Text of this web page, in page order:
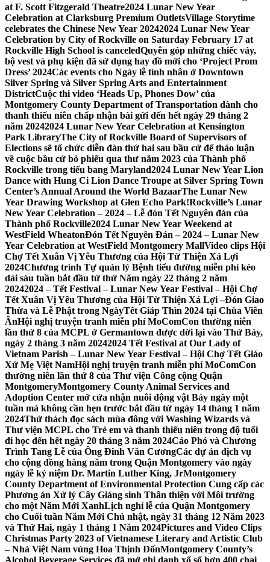
at F. Scott Fitzgerald Theatre2024 Lunar New Year
Celebration at Clarksburg Premium OutletsVillage Storytime
celebrates the Chinese New Year 20242024 Lunar New Year
Celebration by City of Rockville on Saturday February 17 at
Rockville High School is canceledQuyên góp những chiếc váy,
bộ vest và phụ kiện đã sử dụng hay đồ mới cho ‘Project Prom
Dress’ 2024Các events cho Ngày lễ tình nhân ở Downtown
Silver Spring và Silver Spring Arts and Entertainment
DistrictCuộc thi video ‘Heads Up, Phones Dow’ của
Montgomery County Department of Transportation dành cho
thanh thiếu niên chấp nhận bài gửi đến hết ngày 29 tháng 2
năm 20242024 Lunar New Year Celebration at Kensington
Park LibraryThe City of Rockville Board of Supervisors of
Elections sẽ tổ chức diễn đàn thứ hai sau bầu cử để thảo luận
về cuộc bầu cử bỏ phiếu qua thư năm 2023 của Thành phố
Rockville trong tiểu bang Maryland2024 Lunar New Year Lion
Dance with Hung Ci Lion Dance Troupe at Silver Spring Town
Center’s Annual Around the World BazaarThe Lunar New
Year Drawing Workshop at Glen Echo Park!Rockville’s Lunar
New Year Celebration – 2024 – Lễ đón Tết Nguyên đán của
Thành phố Rockville2024 Lunar New Year Weekend at
WestField WheatonĐón Tết Nguyên Đán – 2024 – Lunar New
Year Celebration at WestField Montgomery MallVideo clips Hội
Chợ Tết Xuân Vị Yêu Thương của Hội Từ Thiện Xá Lợi
2024Chương trình Tự quản lý Bệnh tiểu đường miễn phí kéo
dài sáu tuần bắt đầu từ thứ Năm ngày 22 tháng 2 năm
20242024 – Tết Festival – Lunar New Year Festival – Hội Chợ
Tết Xuân Vị Yêu Thương của Hội Từ Thiện Xá Lợi –Đón Giao
Thừa và Lễ Phật trong NgàyTết Giáp Thìn 2024 tại Chùa Viên
ÂnHội nghị truyện tranh miễn phí MoComCon thường niên
lần thứ 8 của MCPL ở Germantown được dời lại vào Thứ Bảy,
ngày 2 tháng 3 năm 20242024 Tết Festival at Our Lady of
Vietnam Parish – Lunar New Year Festival – Hội Chợ Tết Giáo
Xứ Mẹ Việt NamHội nghị truyện tranh miễn phí MoComCon
thường niên lần thứ 8 của Thư viện Công cộng Quận
MontgomeryMontgomery County Animal Services and
Adoption Center mở cửa nhận nuôi động vật Bảy ngày một
tuần mà không cần hẹn trước bắt đầu từ ngày 14 tháng 1 năm
2024Thử thách đọc sách mùa đông với Washing Wizards và
Thư viện MCPL cho Trẻ em và thanh thiếu niên trong độ tuổi
đi học đến hết ngày 20 tháng 3 năm 2024Cáo Phó và Chương
Trình Tang Lễ của Ông Đinh Văn CươngCác dự án dịch vụ
cho cộng đồng hàng năm trong Quận Montgomery vào ngày
ngày lễ kỷ niệm Dr. Martin Luther King, JrMontgomery
County Department of Environmental Protection Cung cấp các
Phương án Xử lý Cây Giáng sinh Thân thiện với Môi trường
cho một Năm Mới XanhLịch nghỉ lễ của Quận Montgomery
cho Cuối tuần Năm Mới Chủ nhật, ngày 31 tháng 12 Năm 2023
và Thứ Hai, ngày 1 tháng 1 Năm 2024Pictures and Video Clips
Christmas Party 2023 of Vietnamese Literary and Artistic Club
– Nhà Việt Nam vùng Hoa Thịnh ĐốnMontgomery County’s
Alcohol Beverage Services đã mở ghi danh xổ số hơn 400 chai